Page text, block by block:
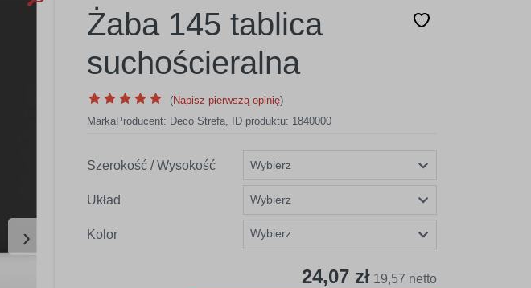
›
Żaba 145 tablica
suchościeralna
(Napisz pierwszą opinię)
MarkaProducent: Deco Strefa, ID produktu: 1840000
Szerokość / Wysokość
Układ
Kolor Wybierz
24,07 zł 19,57 netto